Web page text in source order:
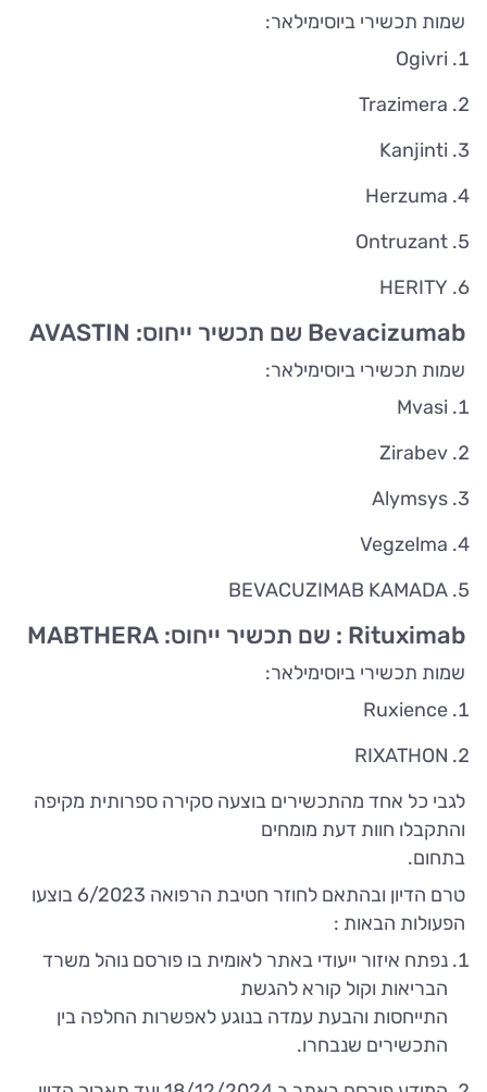
שמות תכשירי ביוסימילאר:
Ogivri
Trazimera
Kanjinti
Herzuma
Ontruzant
HERITY
Bevacizumab שם תכשיר ייחוס: AVASTIN
שמות תכשירי ביוסימילאר:
Mvasi
Zirabev
Alymsys
Vegzelma
BEVACUZIMAB KAMADA
Rituximab : שם תכשיר ייחוס: MABTHERA
שמות תכשירי ביוסימילאר:
Ruxience
RIXATHON
לגבי כל אחד מהתכשירים בוצעה סקירה ספרותית מקיפה
והתקבלו חוות דעת מומחים
בתחום.
טרם הדיון ובהתאם לחוזר חטיבת הרפואה 6/2023 בוצעו
הפעולות הבאות :
נפתח איזור ייעודי באתר לאומית בו פורסם נוהל משרד
הבריאות וקול קורא להגשת
התייחסות והבעת עמדה בנוגע לאפשרות החלפה בין
התכשירים שנבחרו.